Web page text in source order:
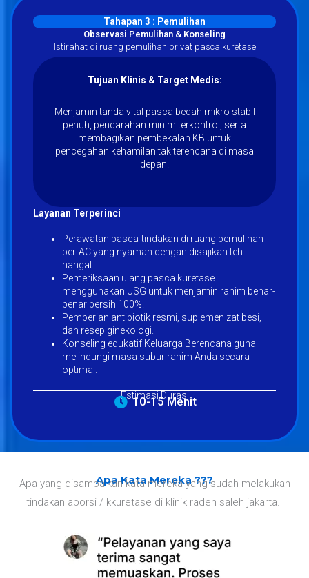
Tahapan 3 : Pemulihan
Observasi Pemulihan & Konseling
Istirahat di ruang pemulihan privat pasca kuretase
Tujuan Klinis & Target Medis:
Menjamin tanda vital pasca bedah mikro stabil
penuh, pendarahan minim terkontrol, serta
membagikan pembekalan KB untuk
pencegahan kehamilan tak terencana di masa
depan.
Layanan Terperinci
Perawatan pasca-tindakan di ruang pemulihan
ber-AC yang nyaman dengan disajikan teh
hangat.
Pemeriksaan ulang pasca kuretase
menggunakan USG untuk menjamin rahim benar-
benar bersih 100%.
Pemberian antibiotik resmi, suplemen zat besi,
dan resep ginekologi.
Konseling edukatif Keluarga Berencana guna
melindungi masa subur rahim Anda secara
optimal.
Estimasi Durasi
10-15 Menit
Apa Kata Mereka ???
Apa yang disampaikan kata mereka yang sudah melakukan
tindakan aborsi / kkuretase di klinik raden saleh jakarta.